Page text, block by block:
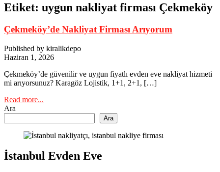
Etiket: uygun nakliyat firması Çekmeköy
Çekmeköy’de Nakliyat Firması Arıyorum
Published by kiralikdepo
Haziran 1, 2026
Çekmeköy’de güvenilir ve uygun fiyatlı evden eve nakliyat hizmeti
mi arıyorsunuz? Karagöz Lojistik, 1+1, 2+1, […]
Read more...
Ara
Ara
İstanbul Evden Eve